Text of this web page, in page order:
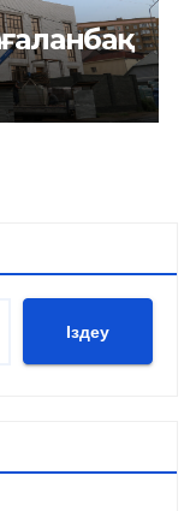
Іздеу